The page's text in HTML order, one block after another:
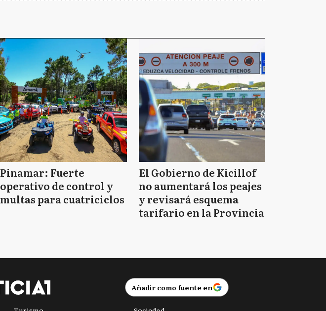
Pinamar: Fuerte
operativo de control y
multas para cuatriciclos
El Gobierno de Kicillof
no aumentará los peajes
y revisará esquema
tarifario en la Provincia
Añadir como fuente en